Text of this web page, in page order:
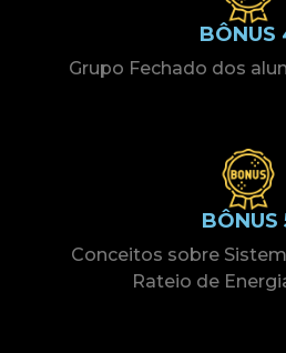
BÔNUS
Grupo Fechado dos
BÔNUS
Conceitos sobre
Rateio de